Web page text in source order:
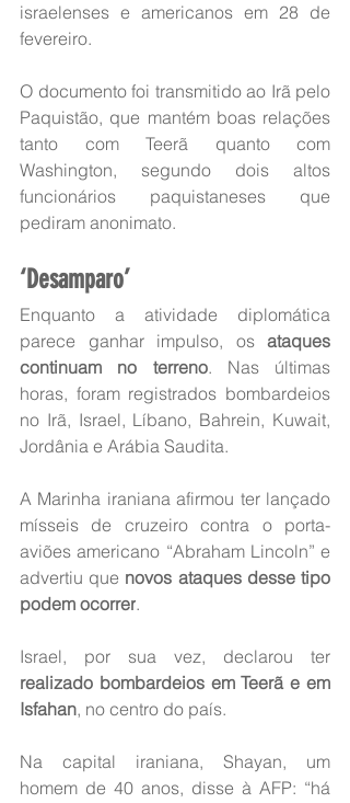
israelenses e americanos em 28 de
fevereiro.
O documento foi transmitido ao Irã pelo
Paquistão, que mantém boas relações
tanto com Teerã quanto com
Washington, segundo dois altos
funcionários paquistaneses que
pediram anonimato.
‘Desamparo’
Enquanto a atividade diplomática
parece ganhar impulso, os ataques
continuam no terreno. Nas últimas
horas, foram registrados bombardeios
no Irã, Israel, Líbano, Bahrein, Kuwait,
Jordânia e Arábia Saudita.
A Marinha iraniana afirmou ter lançado
mísseis de cruzeiro contra o porta-
aviões americano “Abraham Lincoln” e
advertiu que novos ataques desse tipo
podem ocorrer.
realizado bombardeios em Teerã e em
Isfahan, no centro do país.
Na capital iraniana, Shayan, um
homem de 40 anos, disse à AFP: “há